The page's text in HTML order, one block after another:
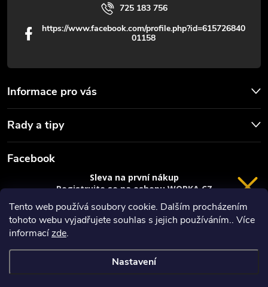
Tento web používá soubory cookie. Dalším procházením
tohoto webu vyjadřujete souhlas s jejich používáním.. Více
informacízde.
Nastavení
Informace pro vás
Rady a tipy
725 183 756
https://www.facebook.com/profile.php?id=615726840
01158
Facebook
Worka.cz - Vše pro práci a řemeslo
VRÁCENÍ 14 DNÍ
Sleva na první nákup
Registrujte se na eshopu WORKA.CZ
sleva 100 Kč* na nákup je Vaše.
Registrace
Privacy policy